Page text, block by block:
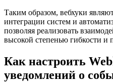
Таким образом, вебхуки
интеграции систем и
позволяя реализовать
высокой степенью гибкости и
Как настроить
уведомлений о